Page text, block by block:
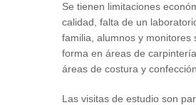
Se tienen limitaciones
calidad, falta de un
familia, alumnos y
forma en áreas de
áreas de costura y
Las visitas de estudio son